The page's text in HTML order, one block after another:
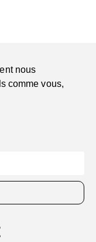
nous
comme vous,